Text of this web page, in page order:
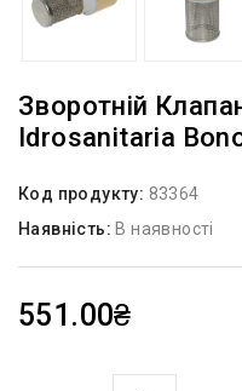
Зворотній
Idrosanitaria
Код продукту: 83364
Наявність: В наявності
551.00₴